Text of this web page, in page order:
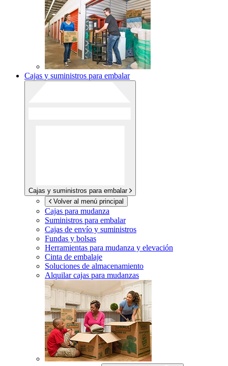
Cajas y suministros para embalar
Cajas y suministros para embalar
Volver al menú principal
Cajas para mudanza
Suministros para embalar
Cajas de envío y suministros
Fundas y bolsas
Herramientas para mudanza y elevación
Cinta de embalaje
Soluciones de almacenamiento
Alquilar cajas para mudanzas